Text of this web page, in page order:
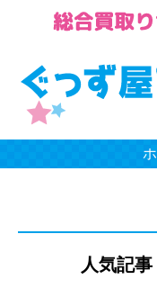
人気記事